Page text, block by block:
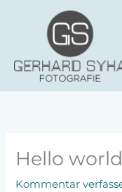
Hello
Kommentar